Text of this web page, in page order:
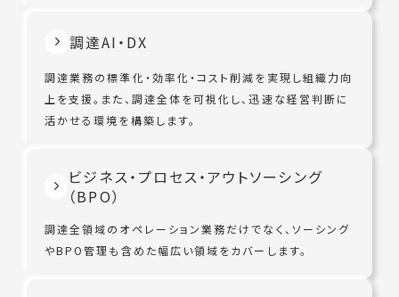
調達AI・DX
調達業務の標準化・効率化・コスト削減を実現し組織力向
上を支援。また、調達全体を可視化し、迅速な経営判断に
活かせる環境を構築します。
ビジネス・プロセス・アウトソーシング
（BPO）
調達全領域のオペレーション業務だけでなく、ソーシング
やBPO管理も含めた幅広い領域をカバーします。